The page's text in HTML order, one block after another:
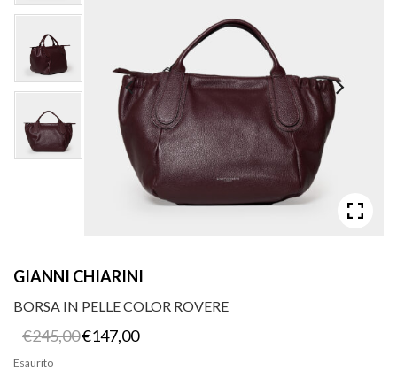
GIANNI CHIARINI
BORSA IN PELLE COLOR ROVERE
€245,00 Il
prezzo
€147,00Il
prezzo
Esaurito